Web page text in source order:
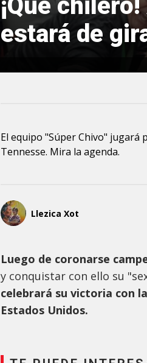
¡Que
estará de
El equipo "Súper Chivo" jugará
Tennesse. Mira la agenda.
Llezica Xot
Luego de coronarse
y conquistar con ello su
celebrará su victoria con
Estados Unidos.